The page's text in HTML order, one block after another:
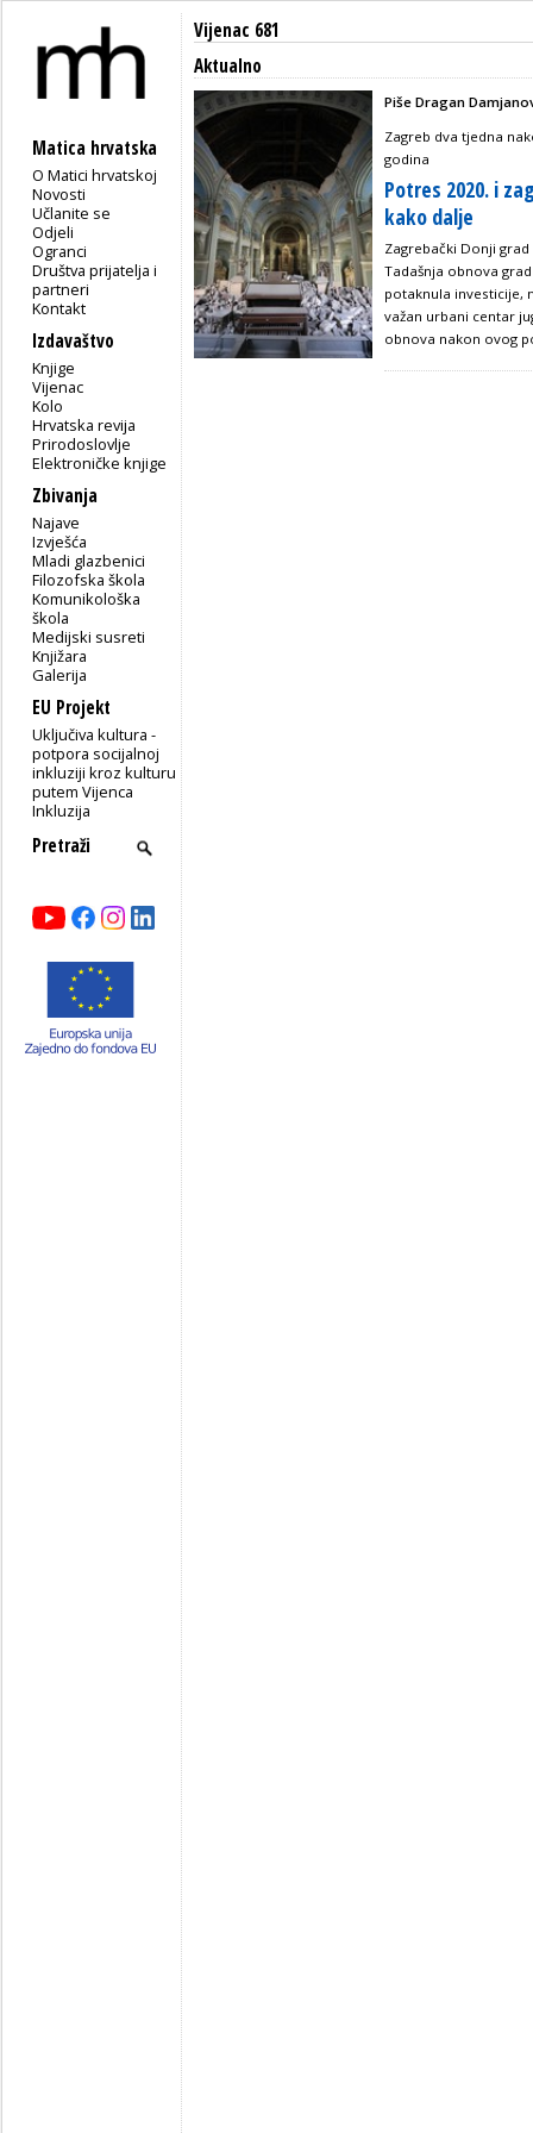
Matica hrvatska
O Matici hrvatskoj
Novosti
Učlanite se
Odjeli
Ogranci
Društva prijatelja i
partneri
Kontakt
Izdavaštvo
Knjige
Vijenac
Kolo
Hrvatska revija
Prirodoslovlje
Elektroničke knjige
Zbivanja
Najave
Izvješća
Mladi glazbenici
Filozofska škola
Komunikološka
škola
Medijski susreti
Knjižara
Galerija
EU Projekt
Uključiva kultura -
potpora socijalnoj
inkluziji kroz kulturu
putem Vijenca
Inkluzija
Vijenac 681
Aktualno
Piše Dragan
Zagreb dva tjedna
godina
Potres 2020. i
kako dalje
Zagrebački Donji
Tadašnja obnova
potaknula investicije,
važan urbani centar
obnova nakon ovog